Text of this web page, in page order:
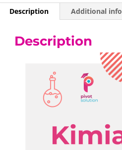
Description Additional
Description